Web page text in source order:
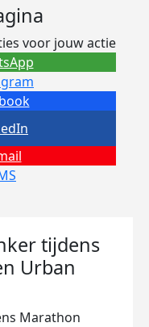
voor jouw actie
tijdens
Urban
Marathon